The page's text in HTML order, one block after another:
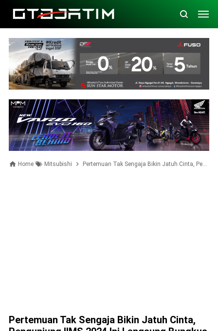
Home Mitsubishi Pertemuan Tak Sengaja Bikin Jatuh Cinta, Pengunjung IIMS 2024 Ini Langsung Bungkus Mitsubishi XForce
Pertemuan Tak Sengaja Bikin Jatuh Cinta,